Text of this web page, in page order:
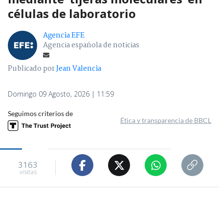
células de laboratorio
Agencia EFE
Agencia española de noticias
Publicado porJean Valencia
Domingo 09 Agosto, 2026 | 11:59
Seguimos criterios de
Ética y transparencia de BBCL
3163
visitas